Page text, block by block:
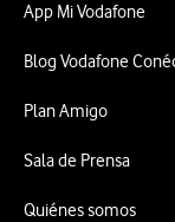
App Mi Vodafone
Blog Vodafone
Plan Amigo
Sala de Prensa
Quiénes somos